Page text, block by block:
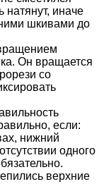
иначе
шкивами до
Он вращается
со
если:
нижний
одного
верхние